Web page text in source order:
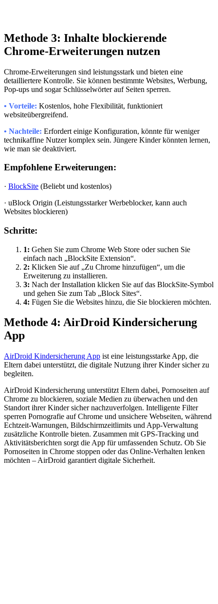
Methode 3: Inhalte blockierende
Chrome-Erweiterungen nutzen
Chrome-Erweiterungen sind leistungsstark und bieten eine
detailliertere Kontrolle. Sie können bestimmte Websites, Werbung,
Pop-ups und sogar Schlüsselwörter auf Seiten sperren.
• Vorteile: Kostenlos, hohe Flexibilität, funktioniert
websiteübergreifend.
• Nachteile: Erfordert einige Konfiguration, könnte für weniger
technikaffine Nutzer komplex sein. Jüngere Kinder könnten lernen,
wie man sie deaktiviert.
Empfohlene Erweiterungen:
· BlockSite (Beliebt und kostenlos)
· uBlock Origin (Leistungsstarker Werbeblocker, kann auch
Websites blockieren)
Schritte:
1: Gehen Sie zum Chrome Web Store oder suchen Sie
einfach nach „BlockSite Extension“.
2: Klicken Sie auf „Zu Chrome hinzufügen“, um die
Erweiterung zu installieren.
3: Nach der Installation klicken Sie auf das BlockSite-Symbol
und gehen Sie zum Tab „Block Sites“.
4: Fügen Sie die Websites hinzu, die Sie blockieren möchten.
Methode 4: AirDroid Kindersicherung
App
AirDroid Kindersicherung App ist eine leistungsstarke App, die
Eltern dabei unterstützt, die digitale Nutzung ihrer Kinder sicher zu
begleiten.
AirDroid Kindersicherung unterstützt Eltern dabei, Pornoseiten auf
Chrome zu blockieren, soziale Medien zu überwachen und den
Standort ihrer Kinder sicher nachzuverfolgen. Intelligente Filter
sperren Pornografie auf Chrome und unsichere Webseiten, während
Echtzeit-Warnungen, Bildschirmzeitlimits und App-Verwaltung
zusätzliche Kontrolle bieten. Zusammen mit GPS-Tracking und
Aktivitätsberichten sorgt die App für umfassenden Schutz. Ob Sie
Pornoseiten in Chrome stoppen oder das Online-Verhalten lenken
möchten – AirDroid garantiert digitale Sicherheit.